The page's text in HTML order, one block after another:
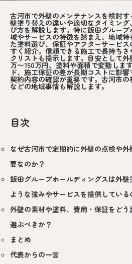
古河市で外壁のメンテナンスを検討
壁塗り替えの違いや適切なタイミン
び方を解説します。特に飯田グルー
域やサービスの特徴を踏まえ、地域
た塗料選び、保証やアフターサービ
すく紹介。信頼できる施工で長持ち
クリストも提示します。目安として
万〜150万円、塗料や面積で変動しま
ド、施工保証の差が長期コストに影
契約内容の確認が重要です。古河市
などの地域事情も解説します。
目次
なぜ古河市で定期的に外壁の点検や
要なのか？
飯田グループホールディングスは外
ような強みやサービスを提供している
外壁の素材や塗料、費用・保証をど
選ぶべきか？
まとめ
代表からの一言